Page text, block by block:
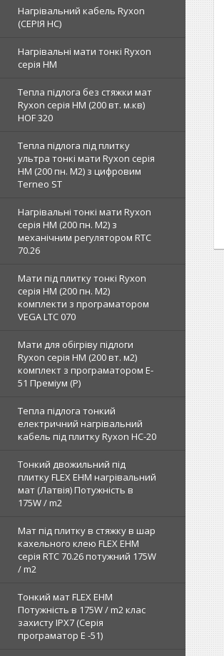
Нагрівальний кабель Ryxon
(СЕРІЯ НС)
Нагрівальні мати тонкі Ryxon
серія НМ
Тепла підлога без стяжки мат
Ryxon серія НМ (200 вт. м.кв)
HOF 320
Тепла підлога під плитку
ультра тонкі мати Ryxon серія
НМ (200 пн. М2) з цифровим
Terneo ST
Нагрівальні тонкі мати Ryxon
серія НМ (200 пн. М2) з
механічним регулятором RTC
70.26
Мати під плитку тонкі Ryxon
серія НМ (200 пн. М2)
комплекти з програматором
VEGA LTC 070
Мати для обігріву підлоги
Ryxon серія НМ (200 вт. м2)
комплект з програматором E-
51 Преміум (Р)
Тепла підлога тонкий
електричний нагрівальний
кабель під плитку Ryxon HC-20
Тонкий двожильний під
плитку FLEX EHM нагрівальний
мат (Латвія) Потужність в
175W / m2
Мат під плитку в стяжку в шар
кахельного клею FLEX EHM
серія RTC 70.26 потужний 175W
/ m2
Тонкий мат FLEX EHM
Потужність в 175W / m2 клас
захисту IPX7 (Серія
програматор Е -51)